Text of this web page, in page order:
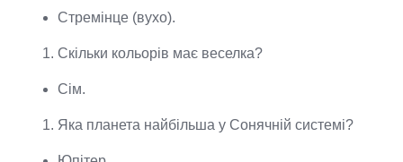
Стремінце (вухо).
Скільки кольорів має веселка?
Сім.
Яка планета найбільша у Сонячній системі?